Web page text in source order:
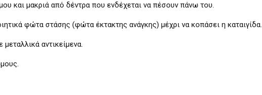
μακριά από δέντρα που ενδέχεται να πέσουν πάνω του.
φώτα στάσης (φώτα έκτακτης ανάγκης) μέχρι να κοπάσει η καταιγίδα.
αντικείμενα.